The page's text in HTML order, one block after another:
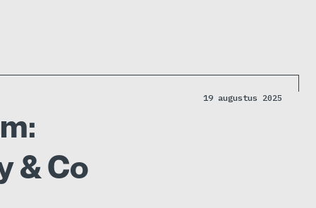
19 augustus 2025
& Co